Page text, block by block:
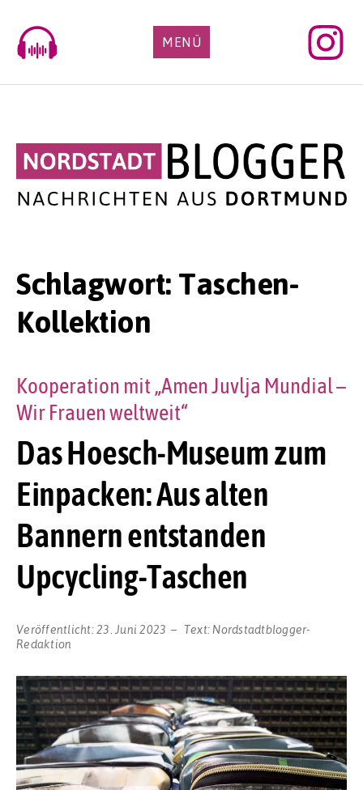
content
MENÜ
Schlagwort: Taschen-
Kollektion
Das Hoesch-Museum zum
Einpacken: Aus alten
Bannern entstanden
Upcycling-Taschen
Kooperation mit „Amen Juvlja Mundial –
Wir Frauen weltweit“
Veröffentlicht:23. Juni 2023 Text: Nordstadtblogger-
Redaktion